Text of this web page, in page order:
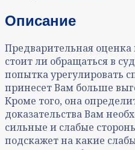
Описание
Предварительная оценка
стоит ли обращаться в
попытка урегулировать
принесет Вам больше
Кроме того, она
доказательства Вам
сильные и слабые
подскажет на какие